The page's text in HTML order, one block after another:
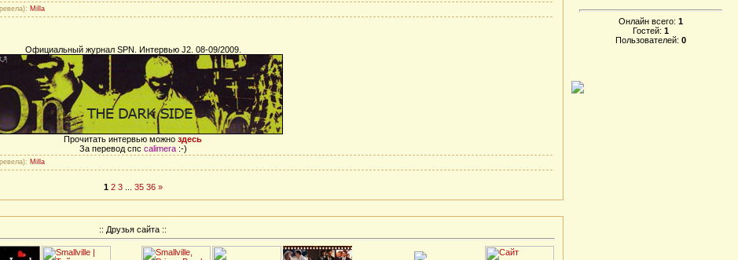
Milla
Официальный журнал SPN. Интервью J2. 08-09/2009.
Прочитать интервью можно здесь
За перевод спс calimera:-)
Milla
1 2 3 35 36 »
:: Друзья сайта ::
Онлайн всего: 1
Гостей: 1
Пользователей: 0